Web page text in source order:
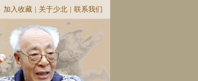
加入收藏 关于少北 联系我们